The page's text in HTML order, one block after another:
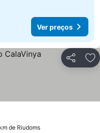
Ver preços
Partilhar
de Riudoms